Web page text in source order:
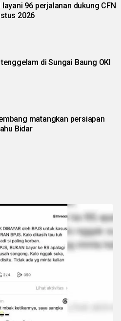
layani 96 perjalanan dukung CFN
2026
di Sungai Baung OKI
matangkan persiapan
Bidar